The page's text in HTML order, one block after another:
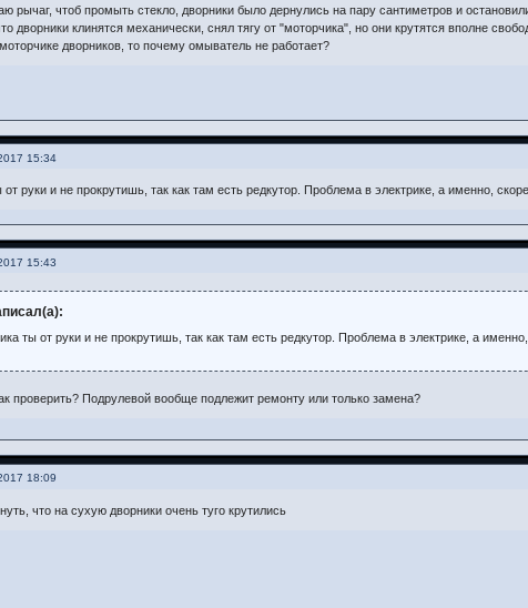
рычаг, чтоб промыть стекло, дворники было дернулись на пару сантиметров и
дворники клинятся механически, снял тягу от "моторчика", но они крутятся вполне
дворников, то почему омыватель не работает?
15:34
руки и не прокрутишь, так как там есть редкутор. Проблема в электрике, а именно,
15:43
ты от руки и не прокрутишь, так как там есть редкутор. Проблема в электрике, а
проверить? Подрулевой вообще подлежит ремонту или только замена?
18:09
что на сухую дворники очень туго крутились